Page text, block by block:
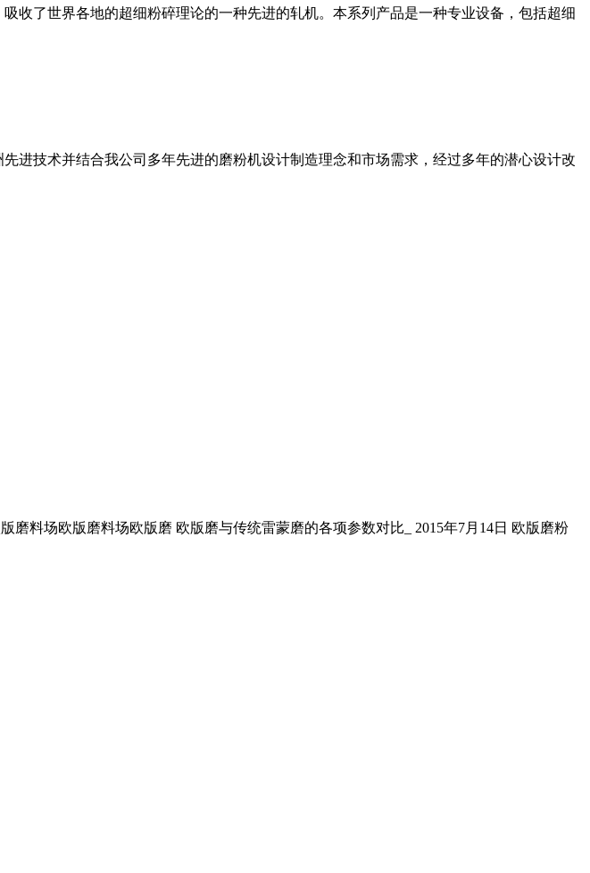
收了世界各地的超细粉碎理论的一种先进的轧机。本系列产品是一种专业设备，包括超细
进技术并结合我公司多年先进的磨粉机设计制造理念和市场需求，经过多年的潜心设计改
磨料场欧版磨料场欧版磨 欧版磨与传统雷蒙磨的各项参数对比_ 2015年7月14日 欧版磨粉